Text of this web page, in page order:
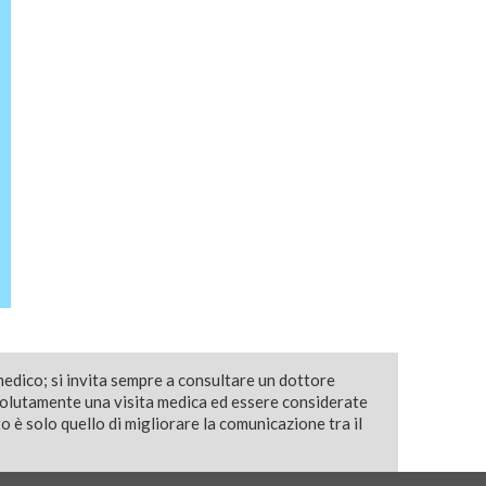
si invita sempre a consultare un dottore
una visita medica ed essere considerate
è solo quello di migliorare la comunicazione tra il